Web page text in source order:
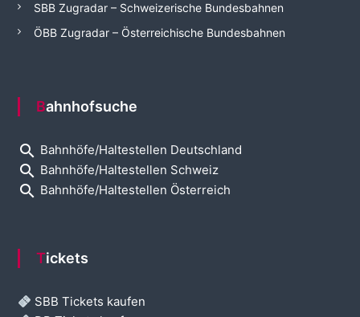
SBB Zugradar – Schweizerische Bundesbahnen
ÖBB Zugradar – Österreichische Bundesbahnen
Bahnhofsuche
search Bahnhöfe/Haltestellen Deutschland
search Bahnhöfe/Haltestellen Schweiz
search Bahnhöfe/Haltestellen Österreich
Tickets
SBB Tickets kaufen